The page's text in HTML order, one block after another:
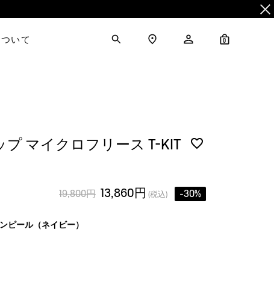
いて 0
プ マイクロフリース T-KIT
19,800円 13,860円 (税込) -30%
ピール（ネイビー）